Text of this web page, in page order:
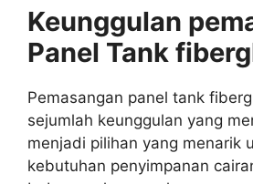
Keunggulan
Panel Tank
Pemasangan panel tank
sejumlah keunggulan yang
menjadi pilihan yang menarik
kebutuhan penyimpanan